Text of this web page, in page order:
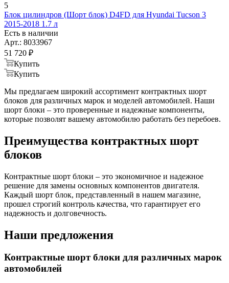
5
Блок цилиндров (Шорт блок) D4FD для Hyundai Tucson 3
2015-2018 1.7 л
Есть в наличии
Арт.: 8033967
51 720 ₽
Купить
Купить
Мы предлагаем широкий ассортимент контрактных шорт
блоков для различных марок и моделей автомобилей. Наши
шорт блоки – это проверенные и надежные компоненты,
которые позволят вашему автомобилю работать без перебоев.
Преимущества контрактных шорт
блоков
Контрактные шорт блоки – это экономичное и надежное
решение для замены основных компонентов двигателя.
Каждый шорт блок, представленный в нашем магазине,
прошел строгий контроль качества, что гарантирует его
надежность и долговечность.
Наши предложения
Контрактные шорт блоки для различных марок
автомобилей